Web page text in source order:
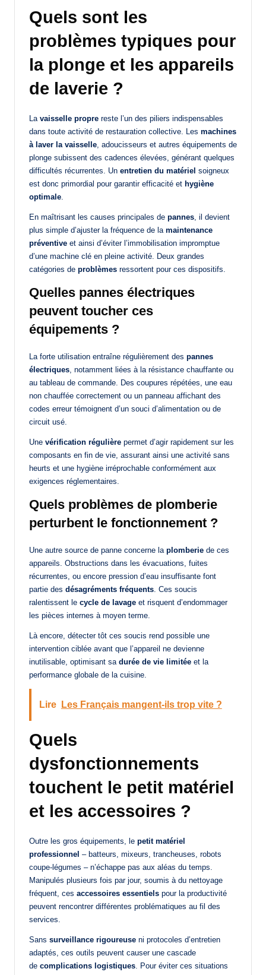
Quels sont les
problèmes typiques pour
la plonge et les appareils
de laverie ?
La vaisselle propre reste l’un des piliers indispensables
dans toute activité de restauration collective. Les machines
à laver la vaisselle , adoucisseurs et autres équipements de
plonge subissent des cadences élevées, générant quelques
difficultés récurrentes. Un entretien du matériel soigneux
est donc primordial pour garantir efficacité et hygiène
optimale
En maîtrisant les causes principales de pannes , il devient
plus simple d’ajuster la fréquence de la maintenance
préventive et ainsi d’éviter l’immobilisation impromptue
d’une machine clé en pleine activité. Deux grandes
catégories de problèmes ressortent pour ces dispositifs.
Quelles pannes électriques
peuvent toucher ces
équipements ?
La forte utilisation entraîne régulièrement des pannes
électriques , notamment liées à la résistance chauffante ou
au tableau de commande. Des coupures répétées, une eau
non chauffée correctement ou un panneau affichant des
codes erreur témoignent d’un souci d’alimentation ou de
circuit usé.
Une vérification régulière permet d’agir rapidement sur les
composants en fin de vie, assurant ainsi une activité sans
heurts et une hygiène irréprochable conformément aux
exigences réglementaires.
Quels problèmes de plomberie
perturbent le fonctionnement ?
Une autre source de panne concerne la plomberie de ces
appareils. Obstructions dans les évacuations, fuites
récurrentes, ou encore pression d’eau insuffisante font
partie des désagréments fréquents . Ces soucis
ralentissent le cycle de lavage et risquent d’endommager
les pièces internes à moyen terme.
Là encore, détecter tôt ces soucis rend possible une
intervention ciblée avant que l’appareil ne devienne
inutilisable, optimisant sa durée de vie limitée et la
performance globale de la cuisine.
Lire Les Français mangent-ils trop vite ?
Quels
dysfonctionnements
touchent le petit matériel
et les accessoires ?
Outre les gros équipements, le petit matériel
professionnel – batteurs, mixeurs, trancheuses, robots
coupe-légumes – n’échappe pas aux aléas du temps.
Manipulés plusieurs fois par jour, soumis à du nettoyage
fréquent, ces accessoires essentiels pour la productivité
peuvent rencontrer différentes problématiques au fil des
services.
Sans surveillance rigoureuse ni protocoles d’entretien
adaptés, ces outils peuvent causer une cascade
de complications logistiques. Pour éviter ces situations